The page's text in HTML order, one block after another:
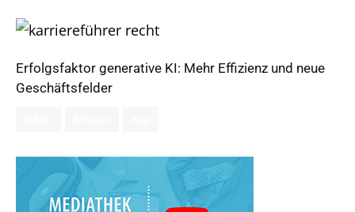
Erfolgsfaktor generative KI: Mehr Effizienz und neue
Geschäftsfelder